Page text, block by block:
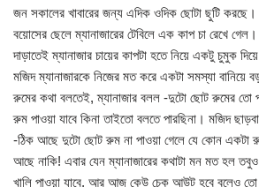
জন সকালের খাবারের জন্য এদিক ওদিক ছোটা ছুটি
বয়োসের ছেলে ম্যানাজারের টেবিলে এক কাপ চা রেখে
দাড়াতেই ম্যানাজার চায়ের কাপটা হতে নিয়ে একটু চুমুক
মজিদ ম্যানাজারকে নিজের মত করে একটা সমস্যা বানিয়ে
রুমের কথা বলতেই, ম্যানাজার বলল -দুটো ছোট রুমের তো
রুম পাওয়া যাবে কিনা তাইতো বলতে পারছিনা। মজিদ
-ঠিক আছে দুটো ছোট রুম না পাওয়া গেলে যে কোন একটা
আছে নাকি! এবার যেন ম্যানাজারের কথাটা মন মত হল
খালি পাওয়া যাবে, আর আজ কেউ চেক আউট হবে বলেও তো